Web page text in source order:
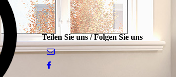
Teilen Sie uns / Folgen Sie uns